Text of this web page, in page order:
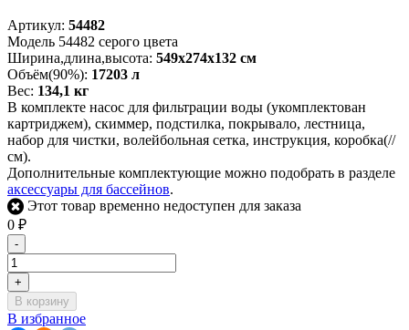
Артикул: 54482
Модель 54482 серого цвета
Ширина,длина,высота: 549х274х132 см
Объём(90%): 17203 л
Вес: 134,1 кг
В комплекте насос для фильтрации воды (укомплектован
картриджем), скиммер, подстилка, покрывало, лестница,
набор для чистки, волейбольная сетка, инструкция, коробка(//
см).
Дополнительные комплектующие можно подобрать в разделе
аксессуары для бассейнов.
Этот товар временно недоступен для заказа
0 ₽
-
+
В корзину
В избранное